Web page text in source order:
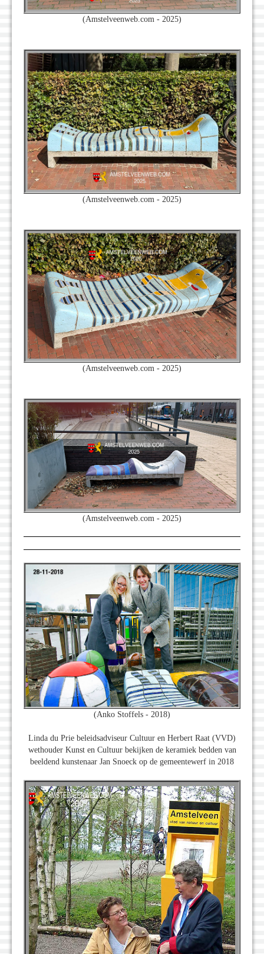
(Amstelveenweb.com - 2025)
(Amstelveenweb.com - 2025)
(Amstelveenweb.com - 2025)
(Amstelveenweb.com - 2025)
(Anko Stoffels - 2018)
Linda du Prie beleidsadviseur Cultuur en Herbert Raat (VVD)
wethouder Kunst en Cultuur bekijken de keramiek bedden van
beeldend kunstenaar Jan Snoeck op de gemeentewerf in 2018